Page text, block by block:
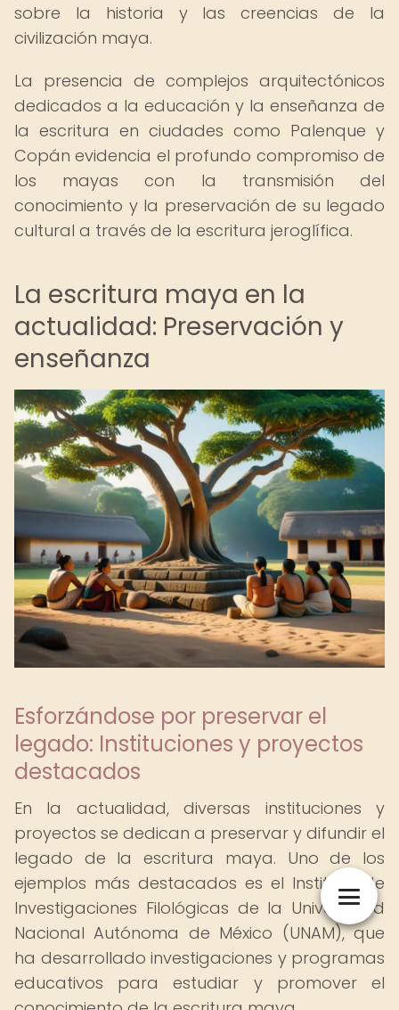
sobre la historia y las creencias de la
civilización maya.
La presencia de complejos arquitectónicos
dedicados a la educación y la enseñanza de
la escritura en ciudades como Palenque y
Copán evidencia el profundo compromiso de
los mayas con la transmisión del
conocimiento y la preservación de su legado
cultural a través de la escritura jeroglífica.
La escritura maya en la
actualidad: Preservación y
enseñanza
Esforzándose por preservar el
legado: Instituciones y proyectos
destacados
En la actualidad, diversas instituciones y
proyectos se dedican a preservar y difundir el
legado de la escritura maya. Uno de los
ejemplos más destacados es el Instituto de
Investigaciones Filológicas de la Universidad
Nacional Autónoma de México (UNAM), que
ha desarrollado investigaciones y programas
educativos para estudiar y promover el